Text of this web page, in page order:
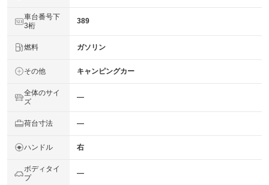
車台番号下
3桁
389
燃料 ガソリン
その他 キャンピングカー
全体のサイ
ズ
―
荷台寸法 ―
ハンドル 右
ボディタイ
プ
―